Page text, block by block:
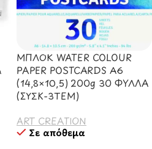
ΜΠΛΟΚ WATER COLOUR
PAPER POSTCARDS A6
(14,8×10,5) 200g 30 ΦΥΛΛΑ
(ΣΥΣΚ-3TEM)
ART CREATION
Σε απόθεμα